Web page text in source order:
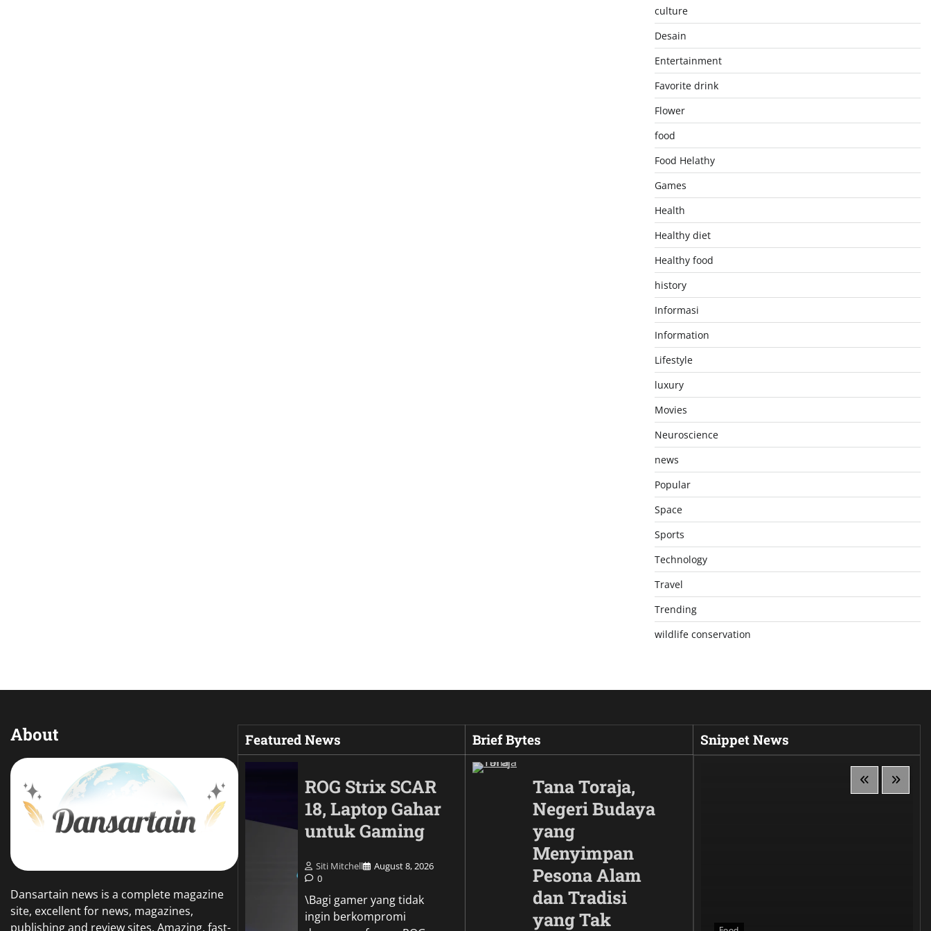
culture
Desain
Entertainment
Favorite drink
Flower
food
Food Helathy
Games
Health
Healthy diet
Healthy food
history
Informasi
Information
Lifestyle
luxury
Movies
Neuroscience
news
Popular
Space
Sports
Technology
Travel
Trending
wildlife conservation
About
Dansartain news is a complete magazine
site, excellent for news, magazines,
publishing and review sites. Amazing, fast-
Featured News
ROG Strix SCAR
18, Laptop Gahar
untuk Gaming
Siti Mitchell
August 8, 2026
0
\Bagi gamer yang tidak
ingin berkompromi
Brief Bytes
Tana Toraja,
Negeri Budaya
yang
Menyimpan
Pesona Alam
dan Tradisi
yang Tak
Snippet News
Wujud Garuda dalam Siluet,